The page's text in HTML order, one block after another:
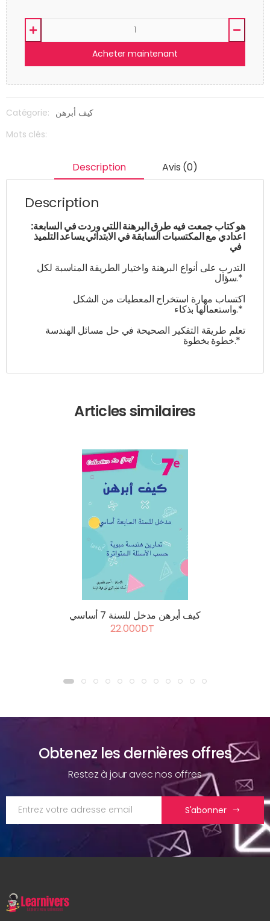
Acheter maintenant
Catégorie: كيف أبرهن
Mots clés:
Description Avis (0)
Description
:هو كتاب جمعت فيه طرق البرهنة اللتي وردت في السابعة
اعدادي مع المكتسبات السابقة في الابتدائي يساعد التلميذ
سؤال.*
واستعمالها بذكاء.*
خطوة بخطوة.*
Articles similaires
كيف أبرهن مدخل للسنة 7 أساسي
22.000DT
Obtenez les dernières offres
Restez à jour avec nos offres
S'abonner